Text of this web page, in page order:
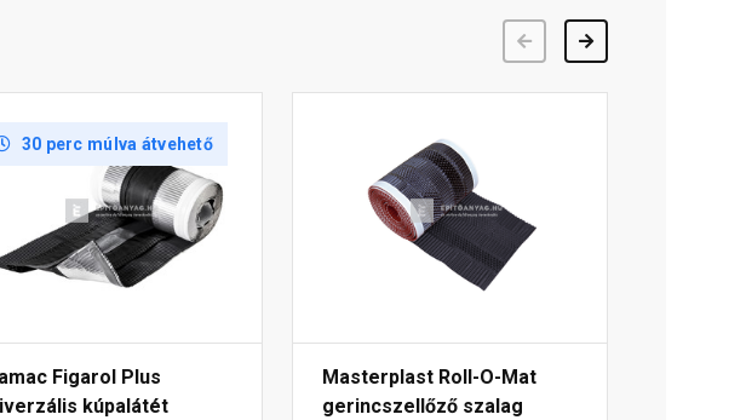
30 perc múlva átvehető
Figarol Plus
kúpalátét
Masterplast Roll-O-Mat
gerincszellőző szalag